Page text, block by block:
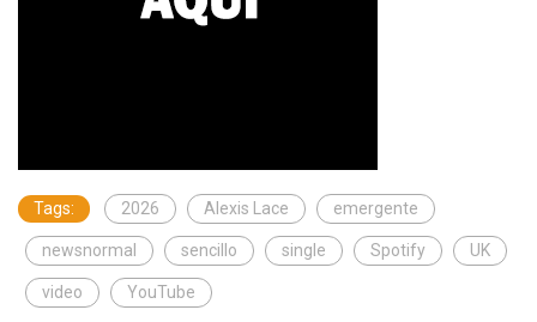
Tags: 2026 Alexis Lace emergente
newsnormal sencillo single Spotify UK
video YouTube